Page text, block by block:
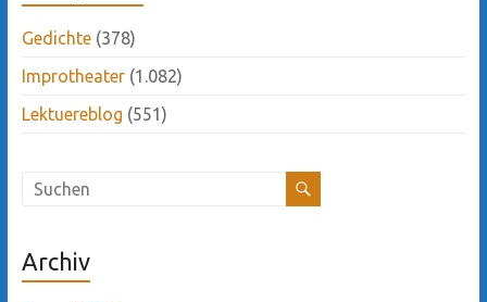
Gedichte(378)
Improtheater(1.082)
Lektuereblog (551)
Archiv